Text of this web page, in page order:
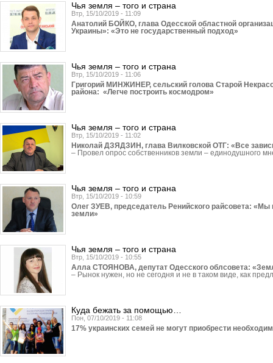
Чья земля – того и страна
Втр, 15/10/2019 - 11:09
Анатолий БОЙКО, глава Одесской областной
Украины»: «Это не государственный подход»
Чья земля – того и страна
Втр, 15/10/2019 - 11:06
Григорий МИНЖИНЕР, сельский голова Старой
района: «Легче построить космодром»
Чья земля – того и страна
Втр, 15/10/2019 - 11:02
Николай ДЗЯДЗИН, глава Вилковской ОТГ: «Все
– Провел опрос собственников земли – единодушного
Чья земля – того и страна
Втр, 15/10/2019 - 10:59
Олег ЗУЕВ, председатель Ренийского райсовета: «Мы
земли»
Чья земля – того и страна
Втр, 15/10/2019 - 10:55
Алла СТОЯНОВА, депутат Одесского облсовета:
– Рынок нужен, но не сегодня и не в таком виде, как
Куда бежать за помощью…
Пон, 07/10/2019 - 11:08
17% украинских семей не могут приобрести